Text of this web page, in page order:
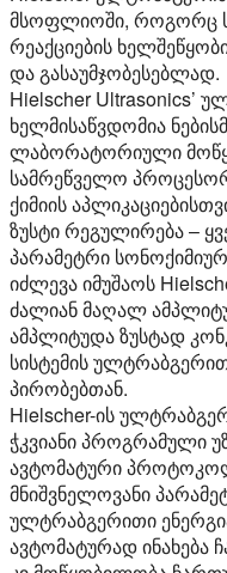
მსოფლიოში, როგორც
რეაქციების
და გასაუმჯობესებლად.
Hielscher Ultrasonics’
ხელმისაწვდომია
ლაბორატორიული
სამრეწველო
ქიმიის
ზუსტი რეგულირება –
პარამეტრი
იძლევა იმუშაოს
ძალიან მაღალ
ამპლიტუდა ზუსტად
სისტემის
პირობებთან.
Hielscher-ის
ჭკვიანი პროგრამული
ავტომატური
მნიშვნელოვანი
ულტრაბგერითი
ავტომატურად ინახება